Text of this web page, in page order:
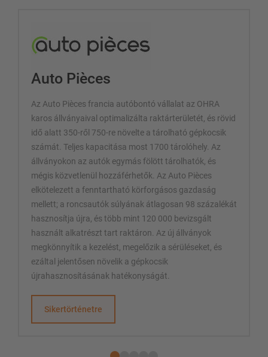
Auto Pièces
Az Auto Pièces francia autóbontó vállalat az OHRA
karos állványaival optimalizálta raktárterületét, és rövid
idő alatt 350-ről 750-re növelte a tárolható gépkocsik
számát. Teljes kapacitása most 1700 tárolóhely. Az
állványokon az autók egymás fölött tárolhatók, és
mégis közvetlenül hozzáférhetők. Az Auto Pièces
elkötelezett a fenntartható körforgásos gazdaság
mellett; a roncsautók súlyának átlagosan 98 százalékát
hasznosítja újra, és több mint 120 000 bevizsgált
használt alkatrészt tart raktáron. Az új állványok
megkönnyítik a kezelést, megelőzik a sérüléseket, és
ezáltal jelentősen növelik a gépkocsik
újrahasznosításának hatékonyságát.
Sikertörténetre